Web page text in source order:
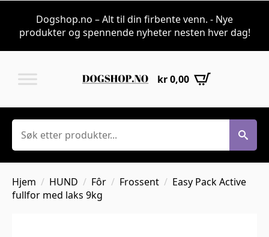
Dogshop.no – Alt til din firbente venn. - Nye
produkter og spennende nyheter nesten hver dag!
kr0,00
Søk
Hjem HUND Fôr Frossent
Easy Pack Active
fullfor med laks 9kg